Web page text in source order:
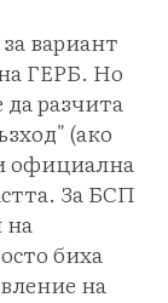
вариант
ГЕРБ. Но
разчита
(ако
официална
За БСП
на
биха
на